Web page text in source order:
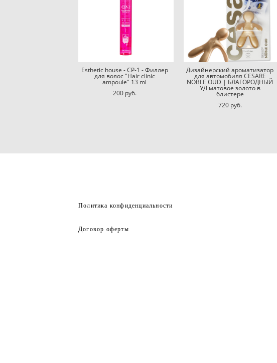
Esthetic house - CP-1 - Филлер
для волос "Hair clinic
ampoule" 13 ml
200 pуб.
Дизайнерский ароматизатор
для автомобиля CESARE
NOBLE OUD | БЛАГОРОДНЫЙ
УД матовое золото в
блистере
720 pуб.
Политика конфиденциальности
Договор оферты